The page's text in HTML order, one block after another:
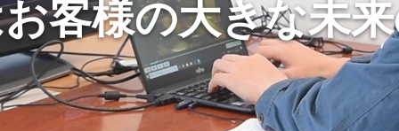
客様の大きな未